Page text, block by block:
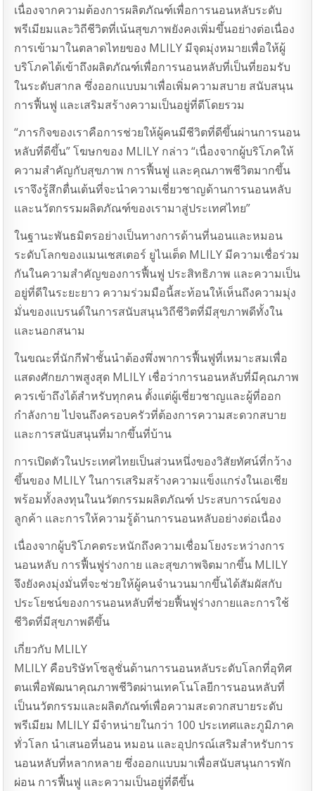
เนื่องจากความต้องการผลิตภัณฑ์เพื่อการนอนหลับระดับ
พรีเมียมและวิถีชีวิตที่เน้นสุขภาพยังคงเพิ่มขึ้นอย่างต่อเนื่อง
การเข้ามาในตลาดไทยของ MLILY มีจุดมุ่งหมายเพื่อให้ผู้
บริโภคได้เข้าถึงผลิตภัณฑ์เพื่อการนอนหลับที่เป็นที่ยอมรับ
ในระดับสากล ซึ่งออกแบบมาเพื่อเพิ่มความสบาย สนับสนุน
การฟื้นฟู และเสริมสร้างความเป็นอยู่ที่ดีโดยรวม
“ภารกิจของเราคือการช่วยให้ผู้คนมีชีวิตที่ดีขึ้นผ่านการนอน
หลับที่ดีขึ้น” โฆษกของ MLILY กล่าว “เนื่องจากผู้บริโภคให้
ความสำคัญกับสุขภาพ การฟื้นฟู และคุณภาพชีวิตมากขึ้น
เราจึงรู้สึกตื่นเต้นที่จะนำความเชี่ยวชาญด้านการนอนหลับ
และนวัตกรรมผลิตภัณฑ์ของเรามาสู่ประเทศไทย”
ในฐานะพันธมิตรอย่างเป็นทางการด้านที่นอนและหมอน
ระดับโลกของแมนเชสเตอร์ ยูไนเต็ด MLILY มีความเชื่อร่วม
กันในความสำคัญของการฟื้นฟู ประสิทธิภาพ และความเป็น
อยู่ที่ดีในระยะยาว ความร่วมมือนี้สะท้อนให้เห็นถึงความมุ่ง
มั่นของแบรนด์ในการสนับสนุนวิถีชีวิตที่มีสุขภาพดีทั้งใน
และนอกสนาม
ในขณะที่นักกีฬาชั้นนำต้องพึ่งพาการฟื้นฟูที่เหมาะสมเพื่อ
แสดงศักยภาพสูงสุด MLILY เชื่อว่าการนอนหลับที่มีคุณภาพ
ควรเข้าถึงได้สำหรับทุกคน ตั้งแต่ผู้เชี่ยวชาญและผู้ที่ออก
กำลังกาย ไปจนถึงครอบครัวที่ต้องการความสะดวกสบาย
และการสนับสนุนที่มากขึ้นที่บ้าน
การเปิดตัวในประเทศไทยเป็นส่วนหนึ่งของวิสัยทัศน์ที่กว้าง
ขึ้นของ MLILY ในการเสริมสร้างความแข็งแกร่งในเอเชีย
พร้อมทั้งลงทุนในนวัตกรรมผลิตภัณฑ์ ประสบการณ์ของ
ลูกค้า และการให้ความรู้ด้านการนอนหลับอย่างต่อเนื่อง
เนื่องจากผู้บริโภคตระหนักถึงความเชื่อมโยงระหว่างการ
นอนหลับ การฟื้นฟูร่างกาย และสุขภาพจิตมากขึ้น MLILY
จึงยังคงมุ่งมั่นที่จะช่วยให้ผู้คนจำนวนมากขึ้นได้สัมผัสกับ
ประโยชน์ของการนอนหลับที่ช่วยฟื้นฟูร่างกายและการใช้
ชีวิตที่มีสุขภาพดีขึ้น
เกี่ยวกับ MLILY
MLILY คือบริษัทโซลูชั่นด้านการนอนหลับระดับโลกที่อุทิศ
ตนเพื่อพัฒนาคุณภาพชีวิตผ่านเทคโนโลยีการนอนหลับที่
เป็นนวัตกรรมและผลิตภัณฑ์เพื่อความสะดวกสบายระดับ
พรีเมียม MLILY มีจำหน่ายในกว่า 100 ประเทศและภูมิภาค
ทั่วโลก นำเสนอที่นอน หมอน และอุปกรณ์เสริมสำหรับการ
นอนหลับที่หลากหลาย ซึ่งออกแบบมาเพื่อสนับสนุนการพัก
ผ่อน การฟื้นฟู และความเป็นอยู่ที่ดีขึ้น